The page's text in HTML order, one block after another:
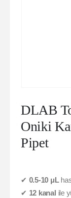
DLAB
Oniki
Pipet
✔ 0.5-10 μL
✔ 12 kanal ile